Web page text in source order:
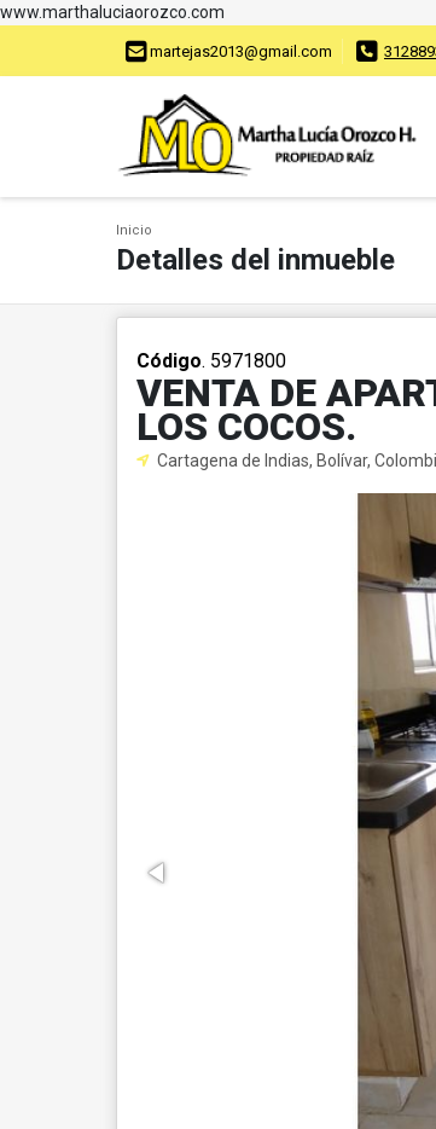
www.marthaluciaorozco.com
martejas2013@gmail.com
Inicio
Detalles del inmueble
Código. 5971800
VENTA DE
LOS COCOS.
Cartagena de Indias, Bolívar,